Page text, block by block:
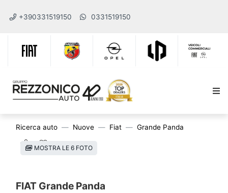
+390331519150 0331519150
Ricerca auto Nuove Fiat Grande Panda
MOSTRA LE 6 FOTO
FIAT Grande Panda